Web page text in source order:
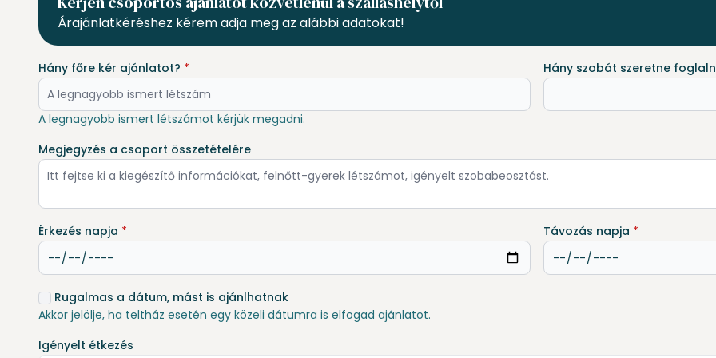
Árajánlatkéréshez kérem adja meg az alábbi adatokat!
Hány főre kér ajánlatot? * Hány szobát szeretne
A legnagyobb ismert létszámot kérjük megadni.
Megjegyzés a csoport összetételére
Érkezés napja * Távozás napja *
Rugalmas a dátum, mást is ajánlhatnak
Akkor jelölje, ha teltház esetén egy közeli dátumra is elfogad ajánlatot.
Igényelt étkezés